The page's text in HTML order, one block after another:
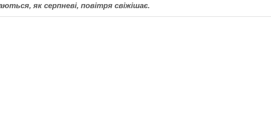
як серпневі, повітря свіжішає.